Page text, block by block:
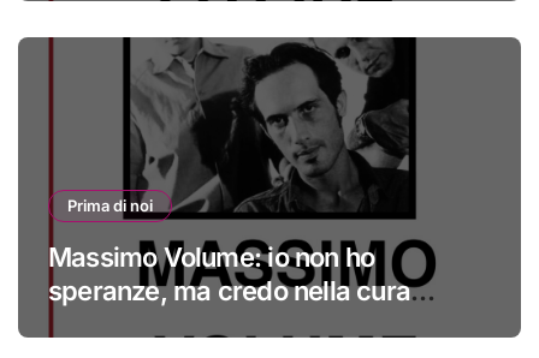
Prima di noi
Massimo Volume: io non ho
speranze, ma credo nella cura